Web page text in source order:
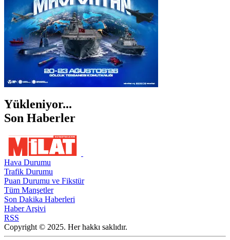
Yükleniyor...
Son Haberler
Hava Durumu
Trafik Durumu
Puan Durumu ve Fikstür
Tüm Manşetler
Son Dakika Haberleri
Haber Arşivi
RSS
Copyright © 2025. Her hakkı saklıdır.